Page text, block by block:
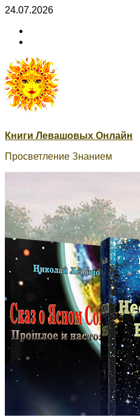
Skip
content
24.07.2026
Книги Левашовых Онлайн
Просветление Знанием